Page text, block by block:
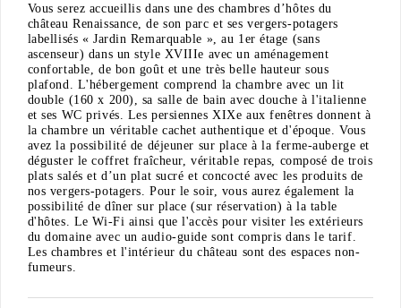
Vous serez accueillis dans une des chambres d’hôtes du
château Renaissance, de son parc et ses vergers-potagers
labellisés « Jardin Remarquable », au 1er étage (sans
ascenseur) dans un style XVIIIe avec un aménagement
confortable, de bon goût et une très belle hauteur sous
plafond. L'hébergement comprend la chambre avec un lit
double (160 x 200), sa salle de bain avec douche à l'italienne
et ses WC privés. Les persiennes XIXe aux fenêtres donnent à
la chambre un véritable cachet authentique et d'époque. Vous
avez la possibilité de déjeuner sur place à la ferme-auberge et
déguster le coffret fraîcheur, véritable repas, composé de trois
plats salés et d’un plat sucré et concocté avec les produits de
nos vergers-potagers. Pour le soir, vous aurez également la
possibilité de dîner sur place (sur réservation) à la table
d'hôtes. Le Wi-Fi ainsi que l'accès pour visiter les extérieurs
du domaine avec un audio-guide sont compris dans le tarif.
Les chambres et l'intérieur du château sont des espaces non-
fumeurs.